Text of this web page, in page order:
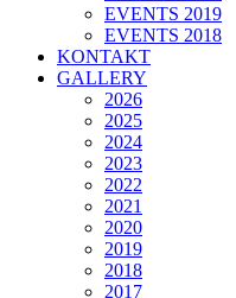
EVENTS 2019
EVENTS 2018
KONTAKT
GALLERY
2026
2025
2024
2023
2022
2021
2020
2019
2018
2017